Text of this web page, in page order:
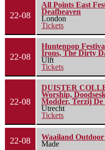
22-08
All Points East
Deafheaven
London
Tickets
22-08
Huntenpop
Irons, The Dirty
Ulft
Tickets
22-08
DUISTER
Worship,
Modder, Terzij De
Utrecht
Tickets
22-08
Waailand Outdoor
Made